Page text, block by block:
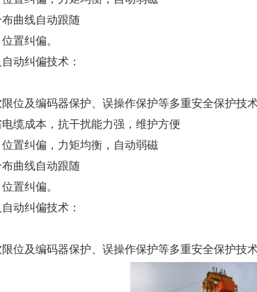
曲线自动跟随
置纠偏。
动纠偏技术：
及编码器保护、误操作保护等多重安全保护技
成本，抗干扰能力强，维护方便
置纠偏，力矩均衡，自动弱磁
曲线自动跟随
置纠偏。
动纠偏技术：
及编码器保护、误操作保护等多重安全保护技